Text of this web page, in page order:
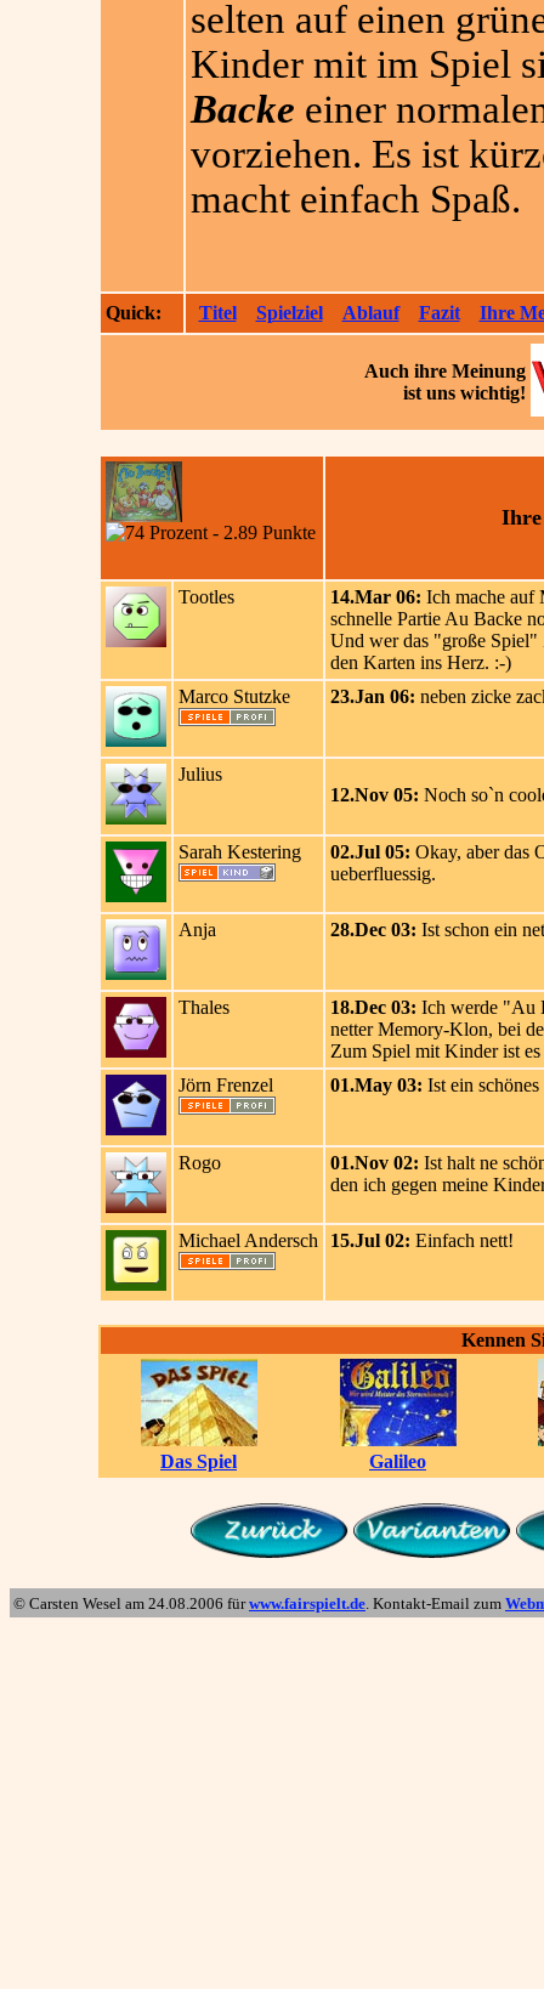
selten auf einen
Kinder mit im Spiel
Backe einer
vorziehen. Es ist
macht einfach Spaß.
Quick: Titel Spielziel Ablauf Fazit Ihre
Auch ihre Meinung
ist uns wichtig!
Ihre
Tootles 14.Mar 06: Ich mache auf
schnelle Partie Au Backe
Und wer das "große Spiel"
den Karten ins Herz. :-)
Marco Stutzke
23.Jan 06: neben zicke
Julius
12.Nov 05: Noch so`n
Sarah Kestering 02.Jul 05: Okay, aber das
ueberfluessig.
Anja 28.Dec 03: Ist schon ein
Thales 18.Dec 03: Ich werde "Au
netter Memory-Klon, bei
Zum Spiel mit Kinder ist
Jörn Frenzel
01.May 03: Ist ein
Rogo 01.Nov 02: Ist halt ne
den ich gegen meine
Michael Andersch 15.Jul 02: Einfach nett!
Kennen
Das Spiel Galileo
© Carsten Wesel am 24.08.2006 fürwww.fairspielt.de. Kontakt-Email zum